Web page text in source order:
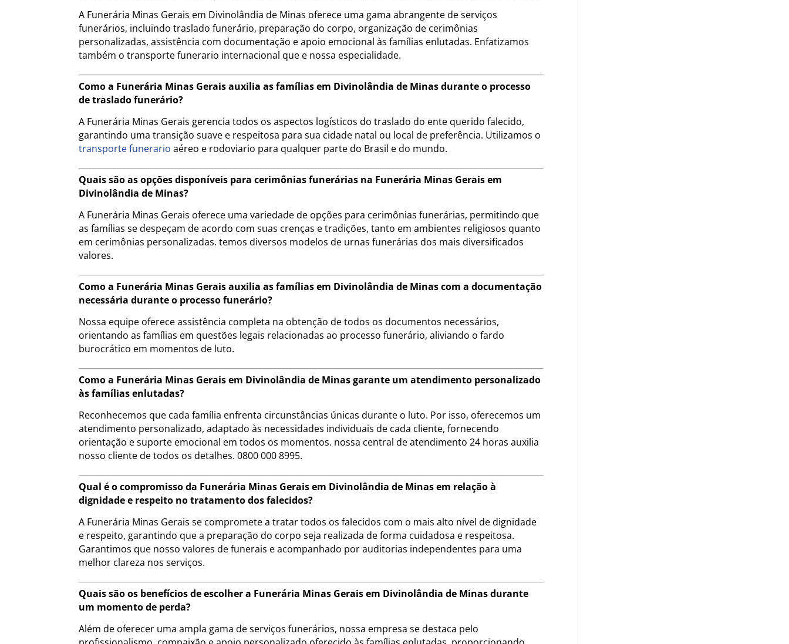
A Funerária Minas Gerais em Divinolândia de Minas oferece uma gama abrangente de serviços
funerários, incluindo traslado funerário, preparação do corpo, organização de cerimônias
personalizadas, assistência com documentação e apoio emocional às famílias enlutadas. Enfatizamos
também o transporte funerario internacional que e nossa especialidade.
Como a Funerária Minas Gerais auxilia as famílias em Divinolândia de Minas durante o processo
de traslado funerário?
A Funerária Minas Gerais gerencia todos os aspectos logísticos do traslado do ente querido falecido,
garantindo uma transição suave e respeitosa para sua cidade natal ou local de preferência. Utilizamos o
transporte funerario aéreo e rodoviario para qualquer parte do Brasil e do mundo.
Quais são as opções disponíveis para cerimônias funerárias na Funerária Minas Gerais em
Divinolândia de Minas?
A Funerária Minas Gerais oferece uma variedade de opções para cerimônias funerárias, permitindo que
as famílias se despeçam de acordo com suas crenças e tradições, tanto em ambientes religiosos quanto
em cerimônias personalizadas. temos diversos modelos de urnas funerárias dos mais diversificados
valores.
Como a Funerária Minas Gerais auxilia as famílias em Divinolândia de Minas com a documentação
necessária durante o processo funerário?
Nossa equipe oferece assistência completa na obtenção de todos os documentos necessários,
orientando as famílias em questões legais relacionadas ao processo funerário, aliviando o fardo
burocrático em momentos de luto.
Como a Funerária Minas Gerais em Divinolândia de Minas garante um atendimento personalizado
às famílias enlutadas?
Reconhecemos que cada família enfrenta circunstâncias únicas durante o luto. Por isso, oferecemos um
atendimento personalizado, adaptado às necessidades individuais de cada cliente, fornecendo
orientação e suporte emocional em todos os momentos. nossa central de atendimento 24 horas auxilia
nosso cliente de todos os detalhes. 0800 000 8995.
Qual é o compromisso da Funerária Minas Gerais em Divinolândia de Minas em relação à
dignidade e respeito no tratamento dos falecidos?
A Funerária Minas Gerais se compromete a tratar todos os falecidos com o mais alto nível de dignidade
e respeito, garantindo que a preparação do corpo seja realizada de forma cuidadosa e respeitosa.
Garantimos que nosso valores de funerais e acompanhado por auditorias independentes para uma
melhor clareza nos serviços.
Quais são os benefícios de escolher a Funerária Minas Gerais em Divinolândia de Minas durante
um momento de perda?
Além de oferecer uma ampla gama de serviços funerários, nossa empresa se destaca pelo